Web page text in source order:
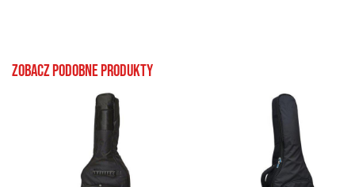
Zobacz podobne produkty